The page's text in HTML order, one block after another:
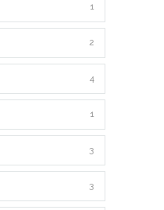
1
2
4
1
3
3